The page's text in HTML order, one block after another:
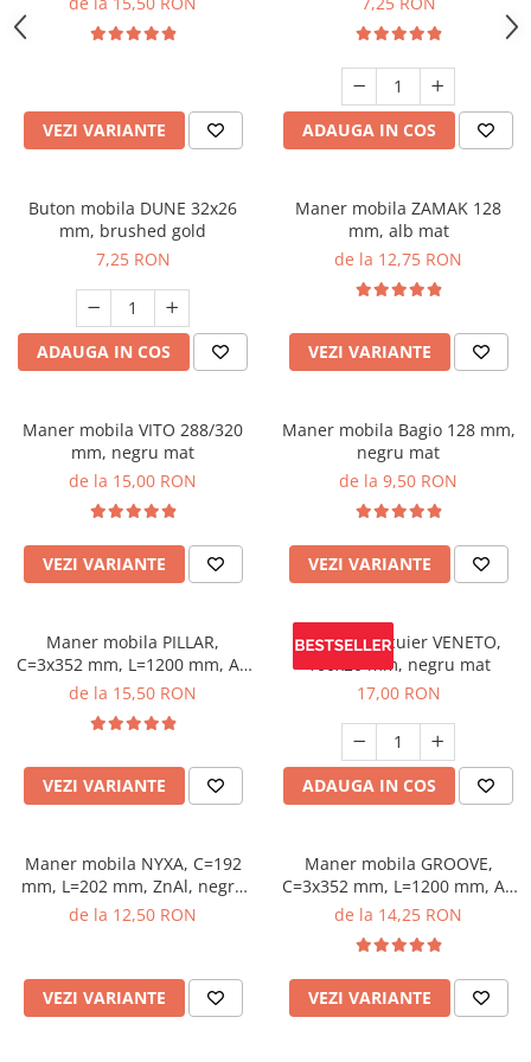
VEZI VARIANTE ADAUGA IN COS
Buton mobila DUNE 32x26
mm, brushed gold
7,25 RON
ADAUGA IN COS
Maner mobila ZAMAK 128
mm, alb mat
de la 12,75 RON
VEZI VARIANTE
Maner mobila VITO 288/320
mm, negru mat
de la 15,00 RON
VEZI VARIANTE
Maner mobila Bagio 128 mm,
negru mat
de la 9,50 RON
VEZI VARIANTE
Maner mobila PILLAR,
C=3x352 mm, L=1200 mm, Al,
brushed gold
de la 15,50 RON
VEZI VARIANTE
Agatatoare cuier VENETO,
100x20 mm, negru mat
17,00 RON
ADAUGA IN COS
Maner mobila NYXA, C=192
mm, L=202 mm, ZnAl, negru
mat
de la 12,50 RON
VEZI VARIANTE
Maner mobila GROOVE,
C=3x352 mm, L=1200 mm, Al,
negru mat
de la 14,25 RON
VEZI VARIANTE